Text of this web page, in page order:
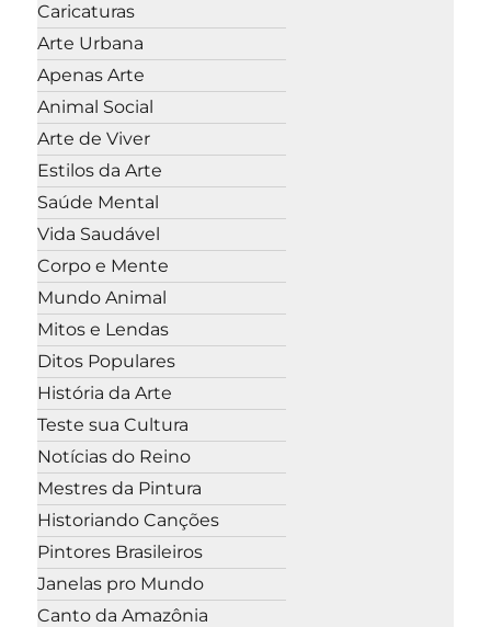
Caricaturas
Arte Urbana
Apenas Arte
Animal Social
Arte de Viver
Estilos da Arte
Saúde Mental
Vida Saudável
Corpo e Mente
Mundo Animal
Mitos e Lendas
Ditos Populares
História da Arte
Teste sua Cultura
Notícias do Reino
Mestres da Pintura
Historiando Canções
Pintores Brasileiros
Janelas pro Mundo
Canto da Amazônia